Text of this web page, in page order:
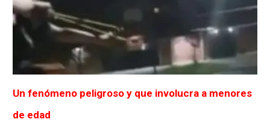
Un fenómeno peligroso y que involucra a menores
de edad